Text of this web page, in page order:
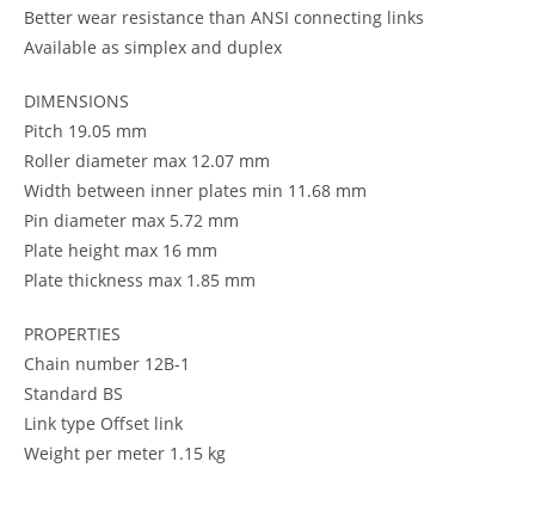
Better wear resistance than ANSI connecting links
Available as simplex and duplex
DIMENSIONS
Pitch 19.05 mm
Roller diameter max 12.07 mm
Width between inner plates min 11.68 mm
Pin diameter max 5.72 mm
Plate height max 16 mm
Plate thickness max 1.85 mm
PROPERTIES
Chain number 12B-1
Standard BS
Link type Offset link
Weight per meter 1.15 kg